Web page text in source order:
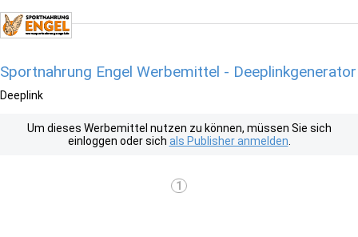
Sportnahrung Engel Werbemittel - Deeplinkgenerator
Deeplink
Um dieses Werbemittel nutzen zu können, müssen Sie sich
einloggen oder sich als Publisher anmelden
1